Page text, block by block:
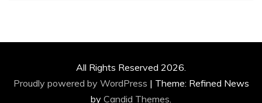
All Rights Reserved 2026.
Proudly powered by WordPress | Theme: Refined News
by Candid Themes